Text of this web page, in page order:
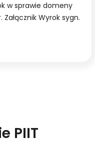
w sprawie domeny
Wyrok sygn.
PIIT